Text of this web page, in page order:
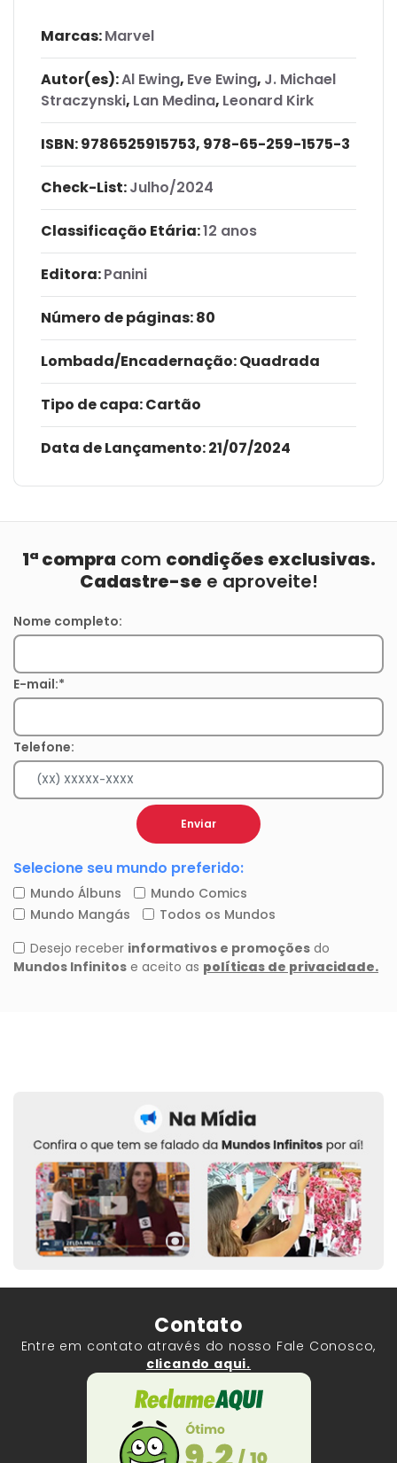
Marcas:Marvel
Autor(es):Al Ewing, Eve Ewing, J. Michael
Straczynski, Lan Medina, Leonard Kirk
ISBN:9786525915753, 978-65-259-1575-3
Check-List:Julho/2024
Classificação Etária:12 anos
Editora:Panini
Número de páginas: 80
Lombada/Encadernação: Quadrada
Tipo de capa:Cartão
Data de Lançamento:21/07/2024
Contato
Entre em contato através do nosso Fale Conosco,
clicando aqui.